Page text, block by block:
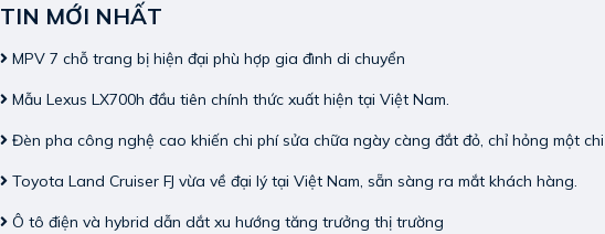
TIN MỚI NHẤT
MPV 7 chỗ trang bị hiện đại phù hợp gia đình di chuyển
Mẫu Lexus LX700h đầu tiên chính thức xuất hiện tại Việt Nam.
Đèn pha công nghệ cao khiến chi phí sửa chữa ngày càng đắt đỏ, chỉ hỏng một
Toyota Land Cruiser FJ vừa về đại lý tại Việt Nam, sẵn sàng ra mắt khách hàng.
Ô tô điện và hybrid dẫn dắt xu hướng tăng trưởng thị trường